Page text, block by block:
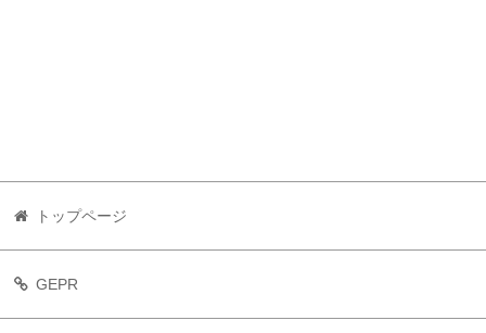
トップページ
GEPR